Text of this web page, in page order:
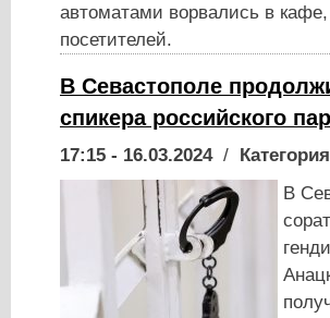
автоматами ворвались в
посетителей.
В Севастополе
спикера российского
17:15 - 16.03.2024/
В